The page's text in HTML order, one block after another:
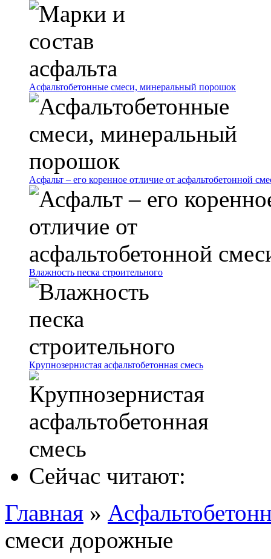
Асфальтобетонные смеси, минеральный порошок
Асфальт – его коренное отличие от асфальтобетонной
Влажность песка строительного
Крупнозернистая асфальтобетонная смесь
Сейчас читают:
Главная »
смеси дорожные